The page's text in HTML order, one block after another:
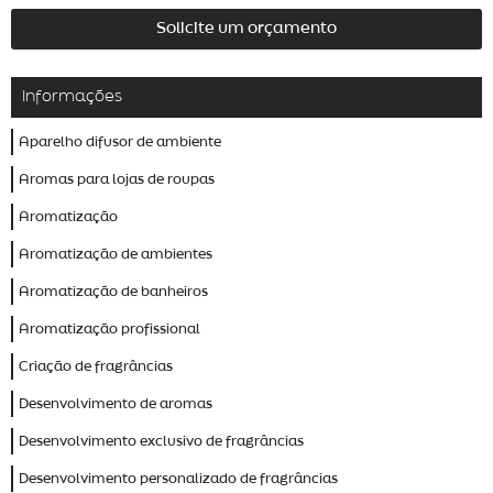
Solicite um orçamento
Informações
Aparelho difusor de ambiente
Aromas para lojas de roupas
Aromatização
Aromatização de ambientes
Aromatização de banheiros
Aromatização profissional
Criação de fragrâncias
Desenvolvimento de aromas
Desenvolvimento exclusivo de fragrâncias
Desenvolvimento personalizado de fragrâncias